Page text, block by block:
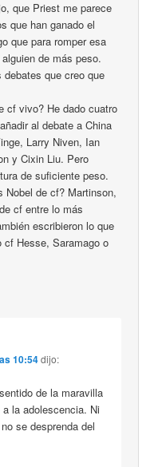
que Priest me parece
que han ganado el
que para romper esa
de más peso.
que creo que
cf vivo? He dado cuatro
al debate a China
Larry Niven, Ian
y Cixin Liu. Pero
de suficiente peso.
Nobel de cf? Martinson,
cf entre lo más
escribieron lo que
cf Hesse, Saramago o
10:54dijo:
de la maravilla
la adolescencia. Ni
se desprenda del